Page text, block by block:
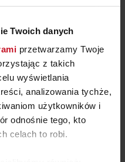
Twoich danych
przetwarzamy Twoje
z takich
wyświetlania
analizowania tychże,
użytkowników i
odnośnie tego, kto
celach to robi.
W SALONIE